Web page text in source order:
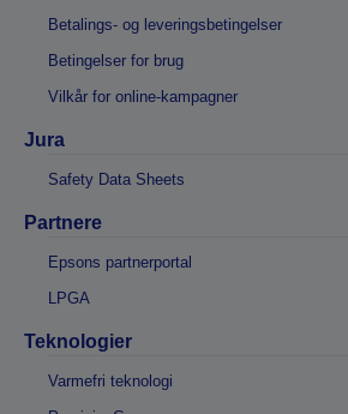
Betalings- og leveringsbetingelser
Betingelser for brug
Vilkår for online-kampagner
Jura
Safety Data Sheets
Partnere
Epsons partnerportal
LPGA
Teknologier
Varmefri teknologi